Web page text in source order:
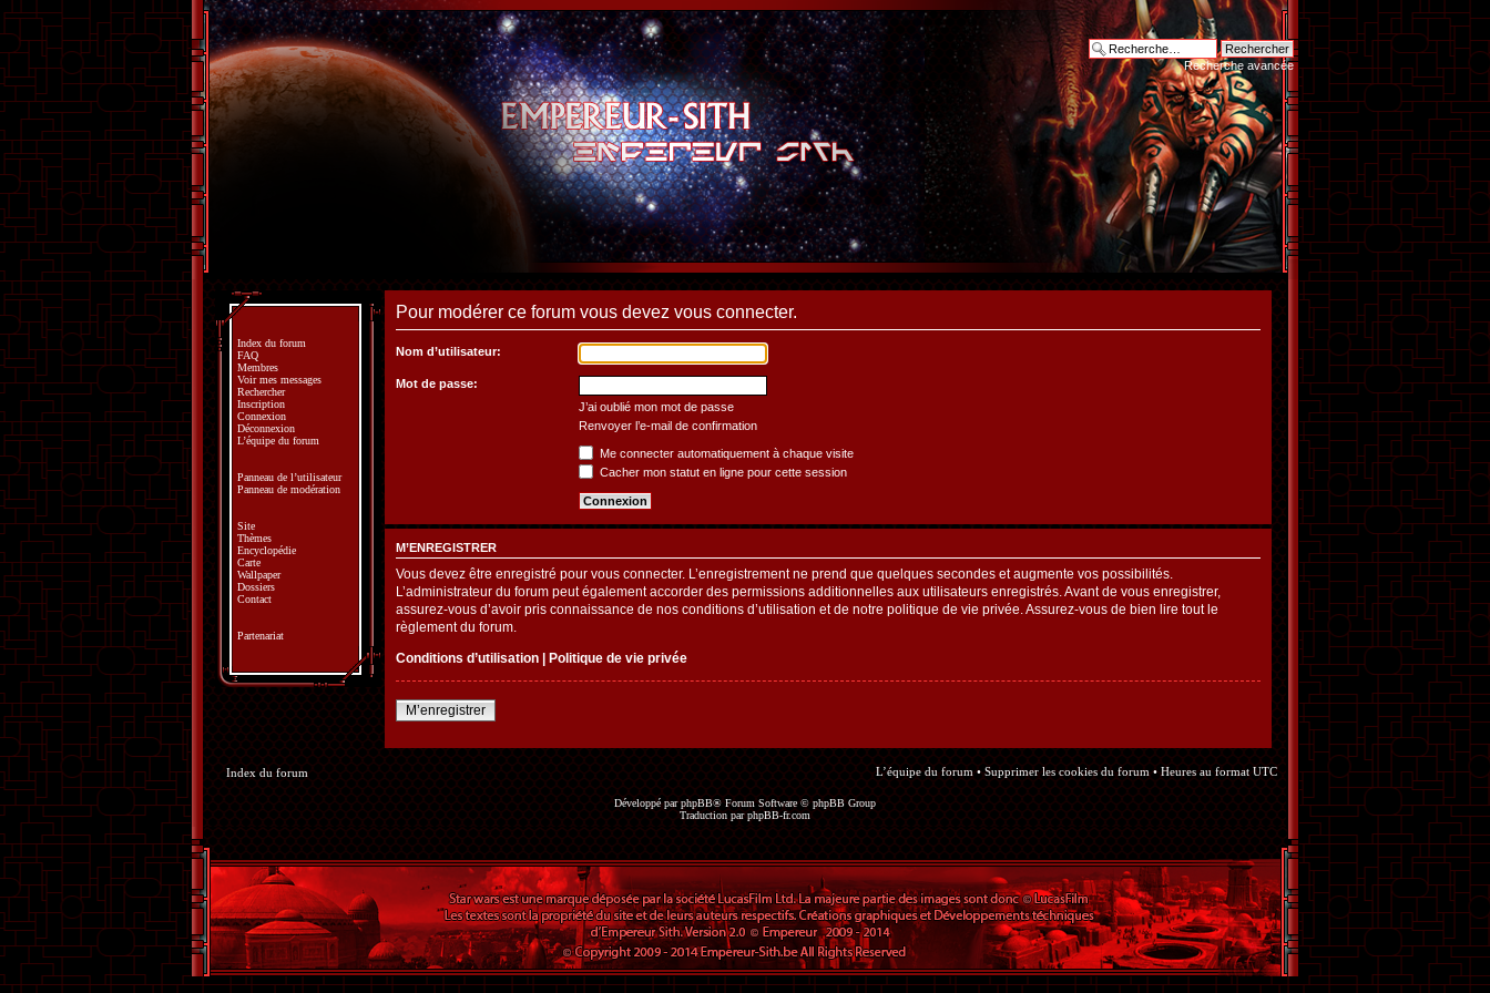
Recherche avancée
Pour modérer ce forum vous devez vous connecter.
Nom d’utilisateur:
Mot de passe:
J’ai oublié mon mot de passe
Renvoyer l’e-mail de confirmation
Me connecter automatiquement à chaque visite
Cacher mon statut en ligne pour cette session
M’ENREGISTRER
Vous devez être enregistré pour vous connecter. L’enregistrement ne prend que quelques secondes et augmente vos possibilités.
L’administrateur du forum peut également accorder des permissions additionnelles aux utilisateurs enregistrés. Avant de vous enregistrer,
assurez-vous d’avoir pris connaissance de nos conditions d’utilisation et de notre politique de vie privée. Assurez-vous de bien lire tout le
règlement du forum.
Conditions d’utilisation | Politique de vie privée
M’enregistrer
Index du forum
FAQ
Membres
Voir mes messages
Rechercher
Inscription
Connexion
Déconnexion
L’équipe du forum
Panneau de l’utilisateur
Panneau de modération
Site
Thèmes
Encyclopédie
Carte
Wallpaper
Dossiers
Contact
Partenariat
Index du forum L’équipe du forum • Supprimer les cookies du forum • Heures au format UTC
Développé parphpBB® Forum Software © phpBB Group
Traduction parphpBB-fr.com